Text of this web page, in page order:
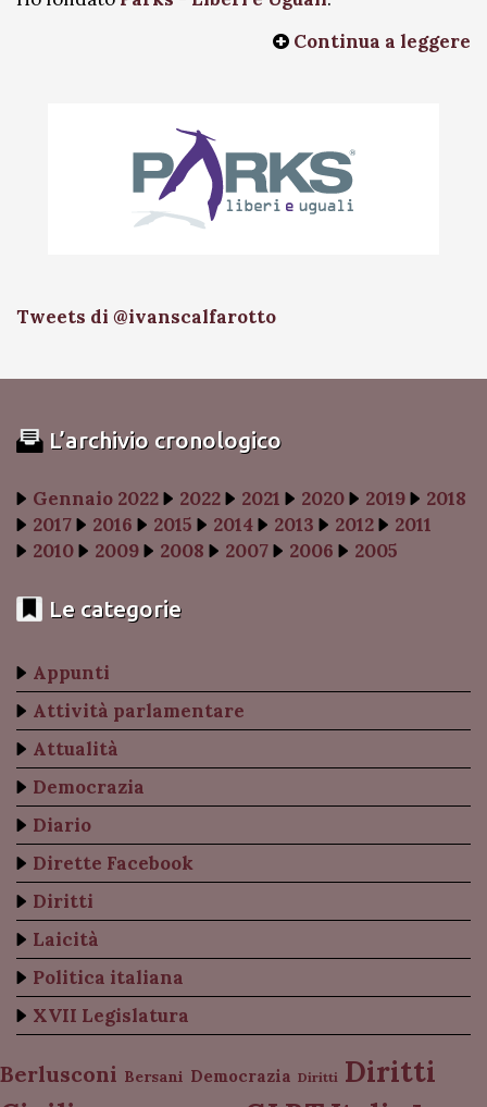
Continua a leggere
Tweets di @ivanscalfarotto
L’archivio cronologico
Gennaio 2022 2022 2021 2020 2019
2018
2017
2016 2015 2014 2013 2012
2011
2010
2009 2008 2007 2006 2005
Le categorie
Appunti
Attività parlamentare
Attualità
Democrazia
Diario
Dirette Facebook
Diritti
Laicità
Politica italiana
XVII Legislatura
Berlusconi Bersani Democrazia Diritti Diritti